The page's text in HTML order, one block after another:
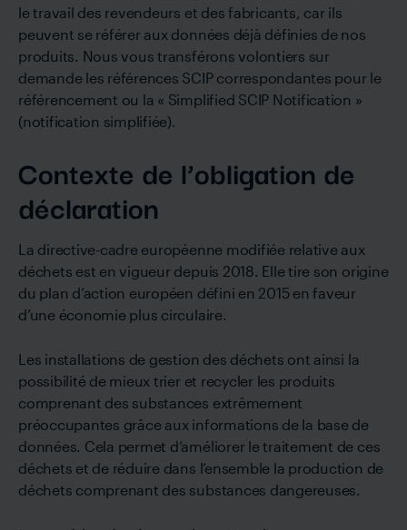
le travail des revendeurs et des fabricants, car ils
peuvent se référer aux données déjà définies de nos
produits. Nous vous transférons volontiers sur
demande les références SCIP correspondantes pour le
référencement ou la « Simplified SCIP Notification »
(notification simplifiée).
Contexte de l’obligation de
déclaration
La directive-cadre européenne modifiée relative aux
déchets est en vigueur depuis 2018. Elle tire son origine
du plan d’action européen défini en 2015 en faveur
d’une économie plus circulaire.
Les installations de gestion des déchets ont ainsi la
possibilité de mieux trier et recycler les produits
comprenant des substances extrêmement
préoccupantes grâce aux informations de la base de
données. Cela permet d’améliorer le traitement de ces
déchets et de réduire dans l’ensemble la production de
déchets comprenant des substances dangereuses.